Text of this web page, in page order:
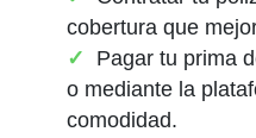
cobertura que
Pagar tu prima
o mediante la
comodidad.